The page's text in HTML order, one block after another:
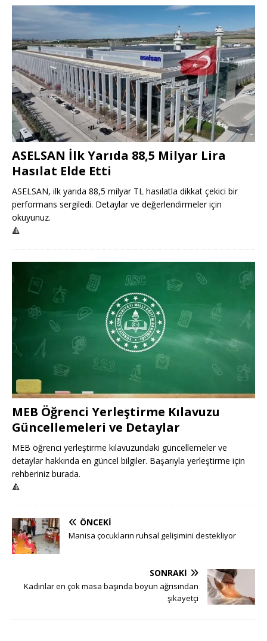
ASELSAN İlk Yarıda 88,5 Milyar Lira
Hasılat Elde Etti
ASELSAN, ilk yarıda 88,5 milyar TL hasılatla dikkat çekici bir
performans sergiledi. Detaylar ve değerlendirmeler için
okuyunuz.
🔺
MEB Öğrenci Yerleştirme Kılavuzu
Güncellemeleri ve Detaylar
MEB öğrenci yerleştirme kılavuzundaki güncellemeler ve
detaylar hakkında en güncel bilgiler. Başarıyla yerleştirme için
rehberiniz burada.
🔺
ÖNCEKI
Manisa çocukların ruhsal gelişimini destekliyor
SONRAKI
Kadınlar en çok masa başında boyun ağrısından
şikayetçi